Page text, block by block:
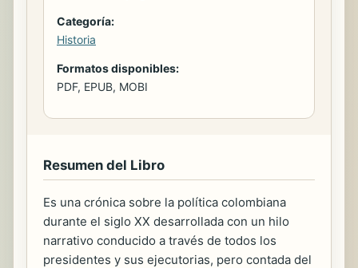
Categoría:
Historia
Formatos disponibles:
PDF, EPUB, MOBI
Resumen del Libro
Es una crónica sobre la política colombiana
durante el siglo XX desarrollada con un hilo
narrativo conducido a través de todos los
presidentes y sus ejecutorias, pero contada del